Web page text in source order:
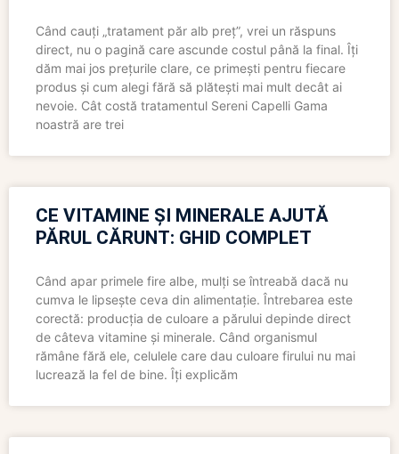
Când cauți „tratament păr alb preț”, vrei un răspuns
direct, nu o pagină care ascunde costul până la final. Îți
dăm mai jos prețurile clare, ce primești pentru fiecare
produs și cum alegi fără să plătești mai mult decât ai
nevoie. Cât costă tratamentul Sereni Capelli Gama
noastră are trei
CE VITAMINE ȘI MINERALE AJUTĂ
PĂRUL CĂRUNT: GHID COMPLET
Când apar primele fire albe, mulți se întreabă dacă nu
cumva le lipsește ceva din alimentație. Întrebarea este
corectă: producția de culoare a părului depinde direct
de câteva vitamine și minerale. Când organismul
rămâne fără ele, celulele care dau culoare firului nu mai
lucrează la fel de bine. Îți explicăm